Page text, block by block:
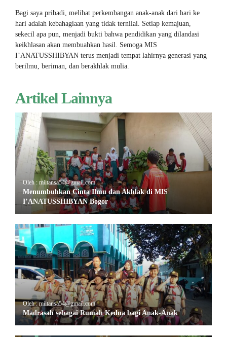
Bagi saya pribadi, melihat perkembangan anak-anak dari hari ke
hari adalah kebahagiaan yang tidak ternilai. Setiap kemajuan,
sekecil apa pun, menjadi bukti bahwa pendidikan yang dilandasi
keikhlasan akan membuahkan hasil. Semoga MIS
I’ANATUSSHIBYAN terus menjadi tempat lahirnya generasi yang
berilmu, beriman, dan berakhlak mulia.
Artikel Lainnya
Oleh : miitansa54@gmail.com
Menumbuhkan Cinta Ilmu dan Akhlak di MIS
I’ANATUSSHIBYAN Bogor
Oleh : miitansa54@gmail.com
Madrasah sebagai Rumah Kedua bagi Anak-Anak